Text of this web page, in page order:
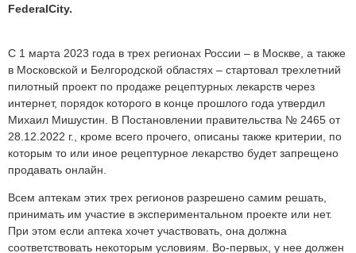
FederalCity.
С 1 марта 2023 года в трех регионах России – в Москве, а также
в Московской и Белгородской областях – стартовал трехлетний
пилотный проект по продаже рецептурных лекарств через
интернет, порядок которого в конце прошлого года утвердил
Михаил Мишустин. В Постановлении правительства № 2465 от
28.12.2022 г., кроме всего прочего, описаны также критерии, по
которым то или иное рецептурное лекарство будет запрещено
продавать онлайн.
Всем аптекам этих трех регионов разрешено самим решать,
принимать им участие в экспериментальном проекте или нет.
При этом если аптека хочет участвовать, она должна
соответствовать некоторым условиям. Во-первых, у нее должен